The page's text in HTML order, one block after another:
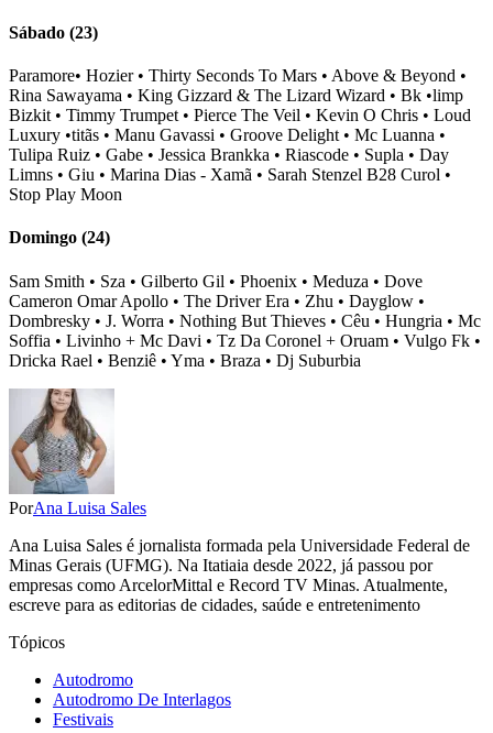
Sábado (23)
Paramore• Hozier • Thirty Seconds To Mars • Above & Beyond •
Rina Sawayama • King Gizzard & The Lizard Wizard • Bk •limp
Bizkit • Timmy Trumpet • Pierce The Veil • Kevin O Chris • Loud
Luxury •titãs • Manu Gavassi • Groove Delight • Mc Luanna •
Tulipa Ruiz • Gabe • Jessica Brankka • Riascode • Supla • Day
Limns • Giu • Marina Dias - Xamã • Sarah Stenzel B28 Curol •
Stop Play Moon
Domingo (24)
Sam Smith • Sza • Gilberto Gil • Phoenix • Meduza • Dove
Cameron Omar Apollo • The Driver Era • Zhu • Dayglow •
Dombresky • J. Worra • Nothing But Thieves • Cêu • Hungria • Mc
Soffia • Livinho + Mc Davi • Tz Da Coronel + Oruam • Vulgo Fk •
Dricka Rael • Benziê • Yma • Braza • Dj Suburbia
PorAna Luisa Sales
Ana Luisa Sales é jornalista formada pela Universidade Federal de
Minas Gerais (UFMG). Na Itatiaia desde 2022, já passou por
empresas como ArcelorMittal e Record TV Minas. Atualmente,
escreve para as editorias de cidades, saúde e entretenimento
Tópicos
Autodromo
Autodromo De Interlagos
Festivais